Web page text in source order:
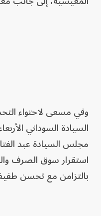
وفي مسعى لاحتواء
السيادة السوداني
مجلس السيادة عبد
استقرار سوق الصرف
بالتزامن مع تحسن